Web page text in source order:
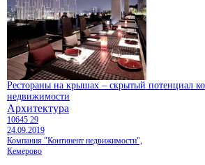
Рестораны на крышах – скрытый потенциал
недвижимости
Архитектура
10645 29
24.09.2019
Компания "Континент недвижимости",
Кемерово